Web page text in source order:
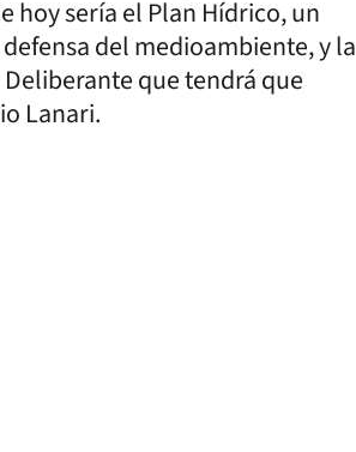
hoy sería el Plan Hídrico, un
del medioambiente, y la
que tendrá que
Lanari.